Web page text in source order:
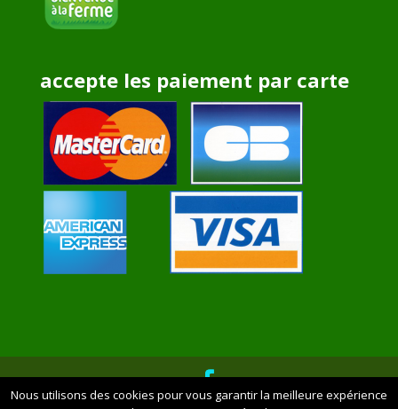
accepte les paiement par carte
Nous utilisons des cookies pour vous garantir la meilleure expérience